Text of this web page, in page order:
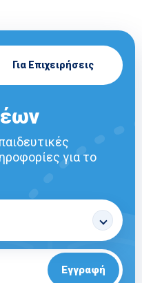
Για Επιχειρήσεις
για το
Εγγραφή